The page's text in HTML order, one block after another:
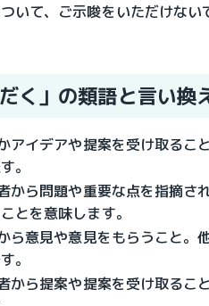
いて、ご示唆をいただけない
く」の類語と言い換
アイデアや提案を受け取るこ
。
から問題や重要な点を指摘さ
とを意味します。
ら意見や意見をもらうこと。
。
から提案や提案を受け取るこ